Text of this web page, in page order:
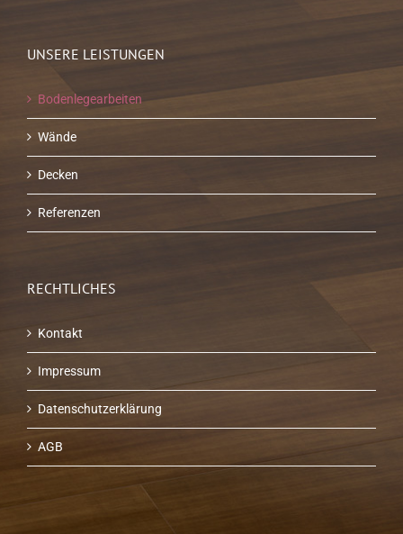
UNSERE LEISTUNGEN
Bodenlegearbeiten
Wände
Decken
Referenzen
RECHTLICHES
Kontakt
Impressum
Datenschutzerklärung
AGB